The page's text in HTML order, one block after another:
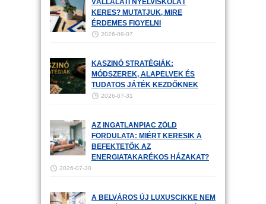
VÁLLALATI NYELVISKOLÁT
KERES? MUTATJUK, MIRE
ÉRDEMES FIGYELNI
2026-08-07
KASZINÓ STRATÉGIÁK:
MÓDSZEREK, ALAPELVEK ÉS
TUDATOS JÁTÉK KEZDŐKNEK
2026-07-31
AZ INGATLANPIAC ZÖLD
FORDULATA: MIÉRT KERESIK A
BEFEKTETŐK AZ
ENERGIATAKARÉKOS HÁZAKAT?
2026-07-30
A BELVÁROS ÚJ LUXUSCIKKE NEM